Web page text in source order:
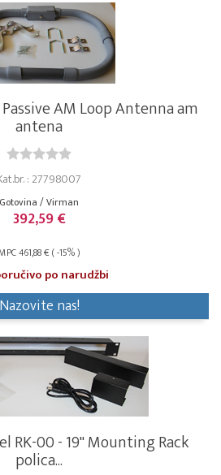
AM Loop Antenna am
antena
: 27798007
Gotovina / Virman
392,59 €
461,88 € ( -15% )
po narudžbi
Nazovite nas!
RK-00 - 19" Mounting Rack
polica...